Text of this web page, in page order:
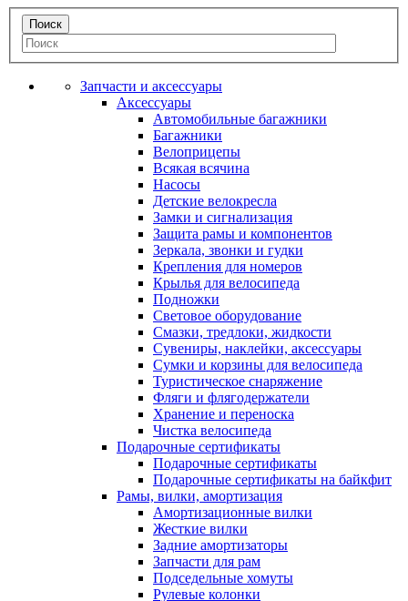
Запчасти и аксессуары
Аксессуары
Автомобильные багажники
Багажники
Велоприцепы
Всякая всячина
Насосы
Детские велокресла
Замки и сигнализация
Защита рамы и компонентов
Зеркала, звонки и гудки
Крепления для номеров
Крылья для велосипеда
Подножки
Световое оборудование
Смазки, тредлоки, жидкости
Сувениры, наклейки, аксессуары
Сумки и корзины для велосипеда
Туристическое снаряжение
Фляги и флягодержатели
Хранение и переноска
Чистка велосипеда
Подарочные сертификаты
Подарочные сертификаты
Подарочные сертификаты на байкфит
Рамы, вилки, амортизация
Амортизационные вилки
Жесткие вилки
Задние амортизаторы
Запчасти для рам
Подседельные хомуты
Рулевые колонки